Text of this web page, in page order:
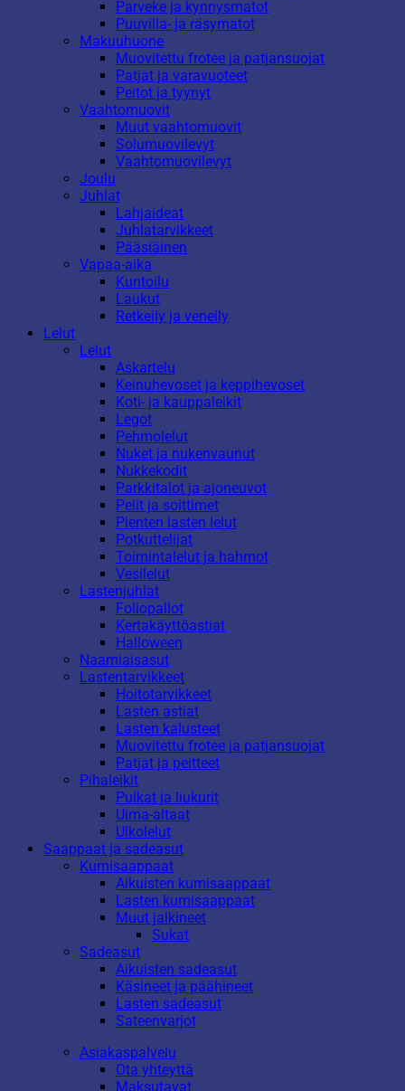
Parveke ja kynnysmatot
Puuvilla- ja räsymatot
Makuuhuone
Muovitettu frotee ja patjansuojat
Patjat ja varavuoteet
Peitot ja tyynyt
Vaahtomuovit
Muut vaahtomuovit
Solumuovilevyt
Vaahtomuovilevyt
Joulu
Juhlat
Lahjaideat
Juhlatarvikkeet
Pääsiäinen
Vapaa-aika
Kuntoilu
Laukut
Retkeily ja veneily
Lelut
Lelut
Askartelu
Keinuhevoset ja keppihevoset
Koti- ja kauppaleikit
Legot
Pehmolelut
Nuket ja nukenvaunut
Nukkekodit
Parkkitalot ja ajoneuvot
Pelit ja soittimet
Pienten lasten lelut
Potkuttelijat
Toimintalelut ja hahmot
Vesilelut
Lastenjuhlat
Foliopallot
Kertakäyttöastiat
Halloween
Naamiaisasut
Lastentarvikkeet
Hoitotarvikkeet
Lasten astiat
Lasten kalusteet
Muovitettu frotee ja patjansuojat
Patjat ja peitteet
Pihaleikit
Pulkat ja liukurit
Uima-altaat
Ulkolelut
Saappaat ja sadeasut
Kumisaappaat
Aikuisten kumisaappaat
Lasten kumisaappaat
Muut jalkineet
Sukat
Sadeasut
Aikuisten sadeasut
Käsineet ja päähineet
Lasten sadeasut
Sateenvarjot
Asiakaspalvelu
Ota yhteyttä
Maksutavat